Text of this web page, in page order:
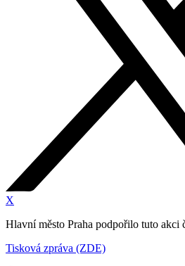
X
Hlavní město Praha podpořilo tuto akci
Tisková zpráva (ZDE)